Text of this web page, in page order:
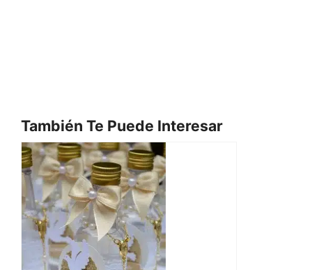
También Te Puede Interesar